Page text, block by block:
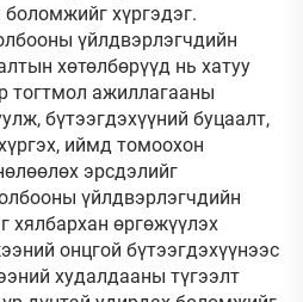
хүргэдэг.
үйлдвэрлэгчдийн
хөтөлбөрүүд нь хатуу
тогтмол ажиллагааны
бүтээгдэхүүний буцаалт,
иймд томоохон
эрсдэлийг
үйлдвэрлэгчдийн
хялбархан өргөжүүлэх
онцгой бүтээгдэхүүнээс
худалдааны түгээлт